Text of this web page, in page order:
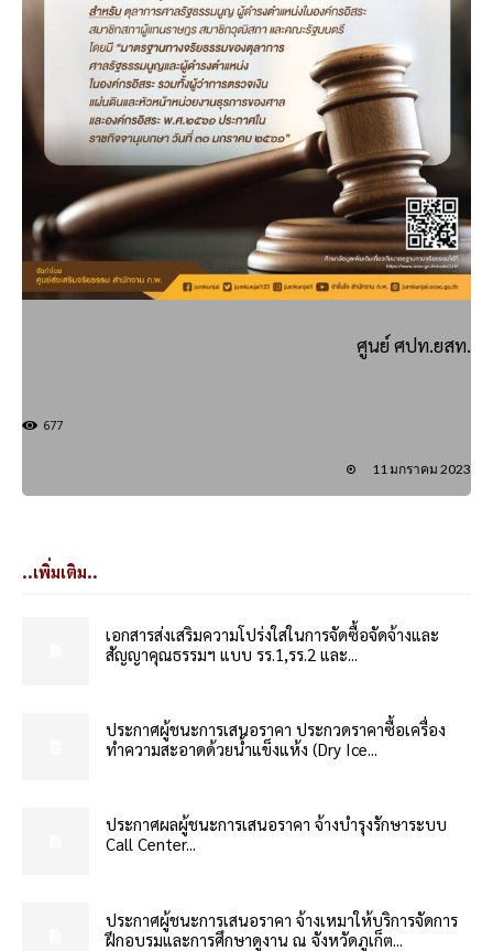
ศูนย์ ศปท.ยสท.
677
11 มกราคม 2023
..เพิ่มเติม..
เอกสารส่งเสริมความโปร่งใสในการจัดซื้อจัดจ้างและ
สัญญาคุณธรรมฯ แบบ รร.1,รร.2 และ...
ประกาศผู้ชนะการเสนอราคา ประกวดราคาซื้อเครื่อง
ทำความสะอาดด้วยน้ำแข็งแห้ง (Dry Ice...
ประกาศผลผู้ชนะการเสนอราคา จ้างบำรุงรักษาระบบ
Call Center...
ประกาศผู้ชนะการเสนอราคา จ้างเหมาให้บริการจัดการ
ฝึกอบรมและการศึกษาดูงาน ณ จังหวัดภูเก็ต...